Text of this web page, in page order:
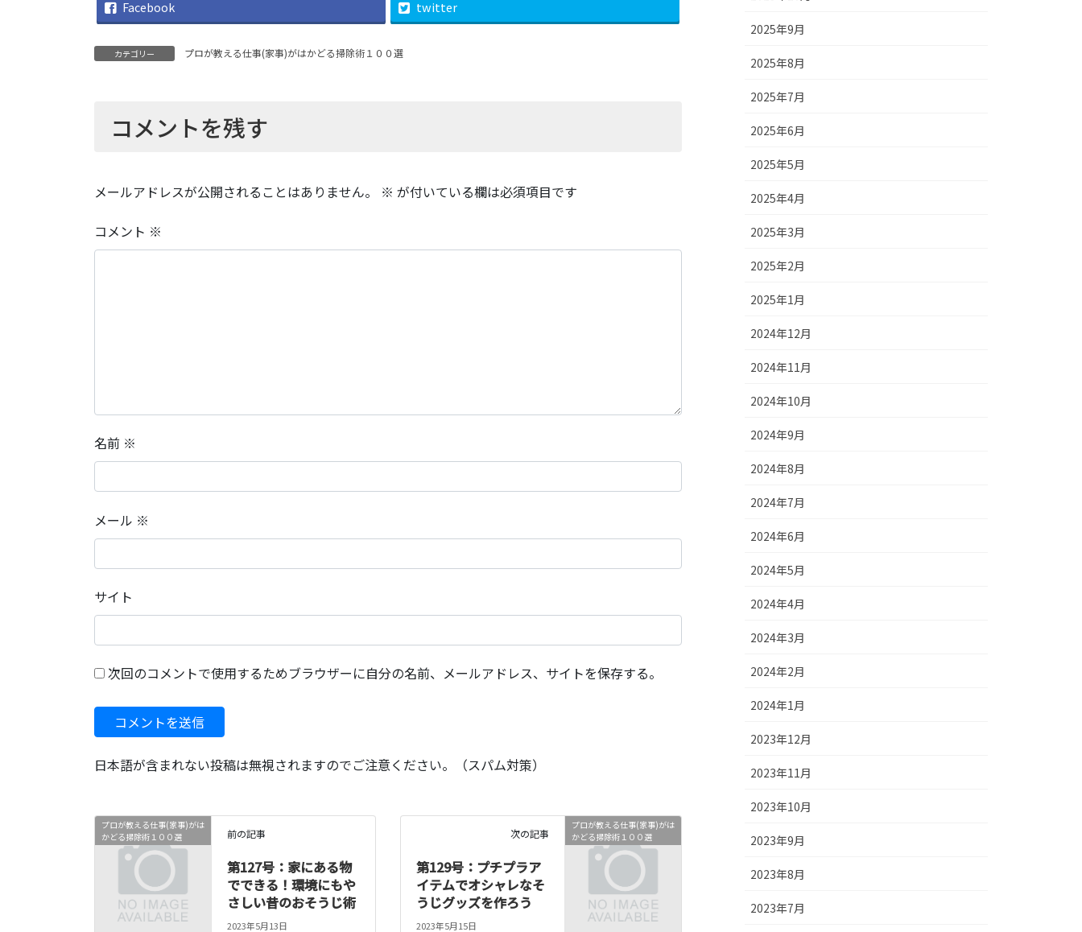
Facebook twitter
カテゴリー プロが教える仕事(家事)がはかどる掃除術１００選
コメントを残す
メールアドレスが公開されることはありません。 ※ が付いている欄は必須項目です
コメント ※
名前 ※
メール ※
サイト
次回のコメントで使用するためブラウザーに自分の名前、メールアドレス、サイトを保存する。
日本語が含まれない投稿は無視されますのでご注意ください。（スパム対策）
プロが教える仕事(家事)がは
かどる掃除術１００選
前の記事
第127号：家にある物
でできる！環境にもや
さしい昔のおそうじ術
2023年5月13日
プロが教える仕事(家事)がは
かどる掃除術１００選
次の記事
第129号：プチプラア
イテムでオシャレなそ
うじグッズを作ろう
2023年5月15日
2025年9月
2025年8月
2025年7月
2025年6月
2025年5月
2025年4月
2025年3月
2025年2月
2025年1月
2024年12月
2024年11月
2024年10月
2024年9月
2024年8月
2024年7月
2024年6月
2024年5月
2024年4月
2024年3月
2024年2月
2024年1月
2023年12月
2023年11月
2023年10月
2023年9月
2023年8月
2023年7月